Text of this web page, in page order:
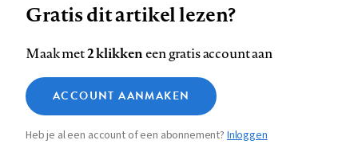
op
Facebook
op
LinkedIn
op
Bluesky
ons
op
InstagramYouTube
Footer
Contact Colofon Disclaimer Privacy
Medische vragen verdienen
betrouwbare antwoorden
Zie onze cookie policy
Analytische cookies
Marketing cookies
Gratis dit artikel lezen?
Maak met2 klikkeneen gratis account aan
ACCOUNT AANMAKEN
Heb je al een account of een abonnement?Inloggen